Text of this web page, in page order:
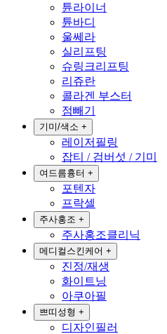
튠라이너
튠바디
울쎄라
실리프팅
슈링크리프팅
리쥬란
콜라겐 부스터
점빼기
기미/색소 +
레이저필링
잡티 / 검버섯 / 기미
여드름흉터 +
포텐자
프락셀
주사홍조 +
주사홍조클리닉
메디컬스킨케어 +
진정/재생
화이트닝
아쿠아필
쁘띠성형 +
디자인필러